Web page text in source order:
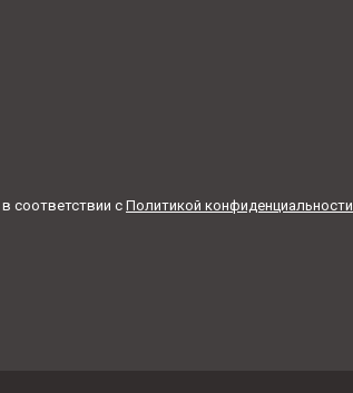
в соответствии с Политикой конфиденциальности